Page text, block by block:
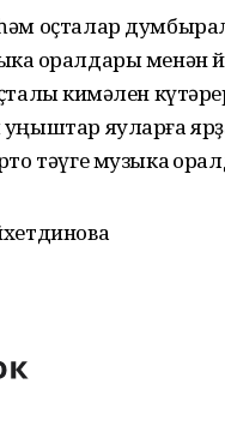
оҫталар
ҡоралдары менән
кимәлен
уңыштар яуларға
тәүге музыка